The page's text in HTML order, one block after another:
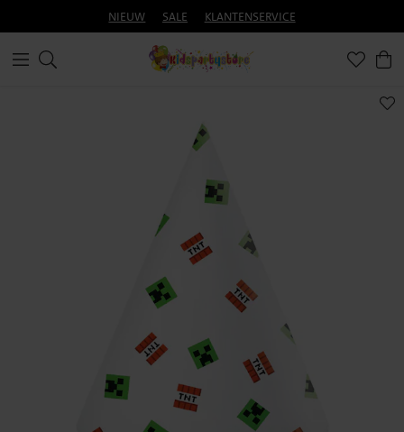
NIEUW SALE KLANTENSERVICE